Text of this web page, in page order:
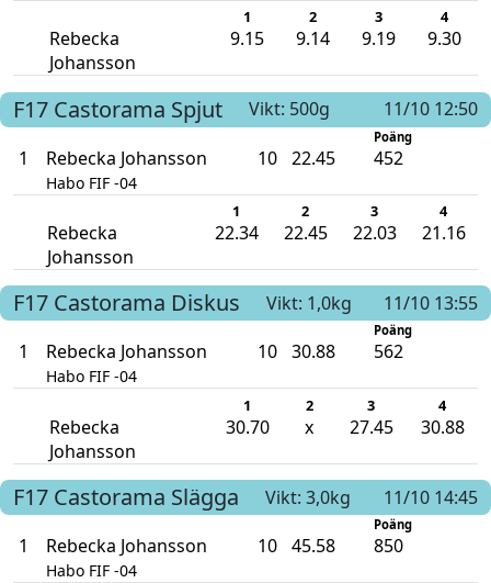
1 2 3 4
Rebecka
Johansson
9.15 9.14 9.19 9.30
F17 Castorama Spjut Vikt: 500g 11/10 12:50
Poäng
1 Rebecka Johansson
Habo FIF -04
10 22.45 452
1 2 3 4
Rebecka
Johansson
22.34 22.45 22.03 21.16
F17 Castorama Diskus Vikt: 1,0kg 11/10 13:55
Poäng
1 Rebecka Johansson
Habo FIF -04
10 30.88 562
1 2 3 4
Rebecka
Johansson
30.70 x 27.45 30.88
F17 Castorama Slägga Vikt: 3,0kg 11/10 14:45
Poäng
1 Rebecka Johansson
Habo FIF -04
10 45.58 850